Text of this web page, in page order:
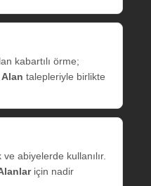
kabartılı örme;
talepleriyle birlikte
abiyelerde kullanılır.
için nadir